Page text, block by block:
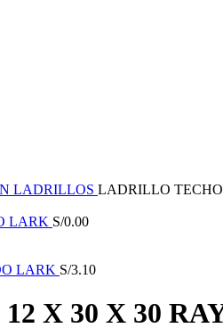
LADRILLOS LADRILLO
LARK S/0.00
LARK S/3.10
X 30 X 30